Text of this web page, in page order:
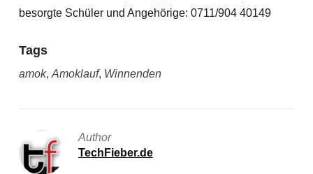
besorgte Schüler und Angehörige: 0711/904 40149
Tags
amok, Amoklauf, Winnenden
Author
TechFieber.de